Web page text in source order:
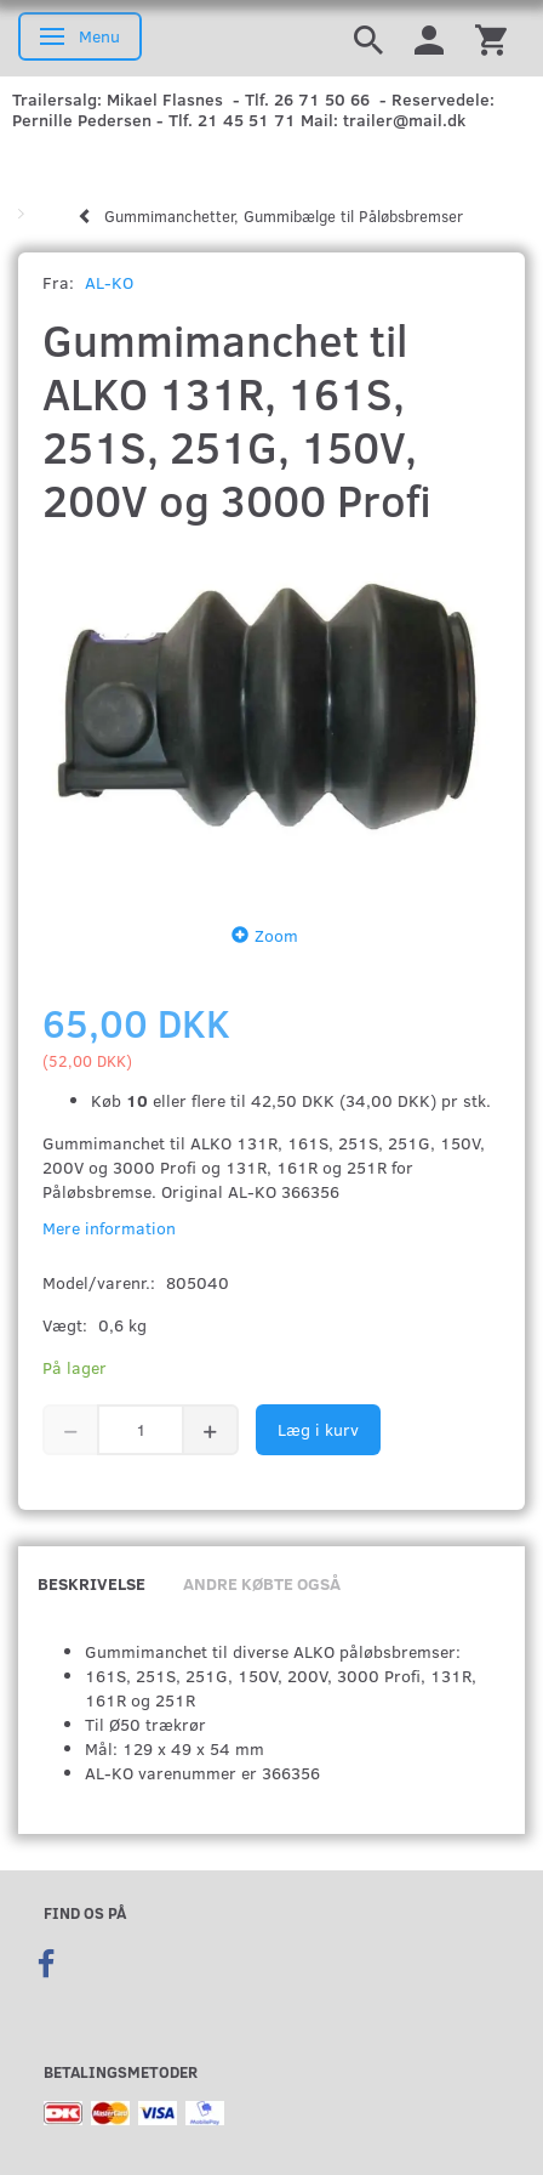
Skifte navigation
Menu
Trailersalg: Mikael Flasnes - Tlf. 26 71 50 66 - Reservedele:
Pernille Pedersen - Tlf. 21 45 51 71 Mail: trailer@mail.dk
Gummimanchetter, Gummibælge til Påløbsbremser
Fra: AL-KO
Gummimanchet til
ALKO 131R, 161S,
251S, 251G, 150V,
200V og 3000 Profi
Zoom
65,00 DKK
(52,00 DKK)
Køb 10 eller flere til 42,50 DKK (34,00 DKK) pr stk.
Gummimanchet til ALKO 131R, 161S, 251S, 251G, 150V,
200V og 3000 Profi og 131R, 161R og 251R for
Påløbsbremse. Original AL-KO 366356
Mere information
Model/varenr.: 805040
Vægt: 0,6 kg
På lager
Læg i kurv
BESKRIVELSE ANDRE KØBTE OGSÅ
Gummimanchet til diverse ALKO påløbsbremser:
161S, 251S, 251G, 150V, 200V, 3000 Profi, 131R,
161R og 251R
Til Ø50 trækrør
Mål: 129 x 49 x 54 mm
AL-KO varenummer er 366356
FIND OS PÅ
BETALINGSMETODER